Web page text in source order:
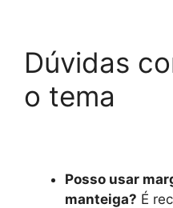
Dúvidas
o tema
Posso usar
manteiga? É